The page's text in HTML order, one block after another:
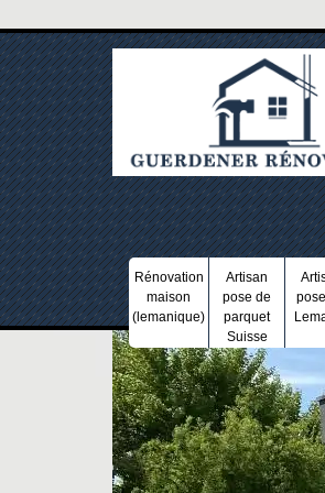
Rénovation
maison
(lemanique)
Artisan
pose de
parquet
Suisse